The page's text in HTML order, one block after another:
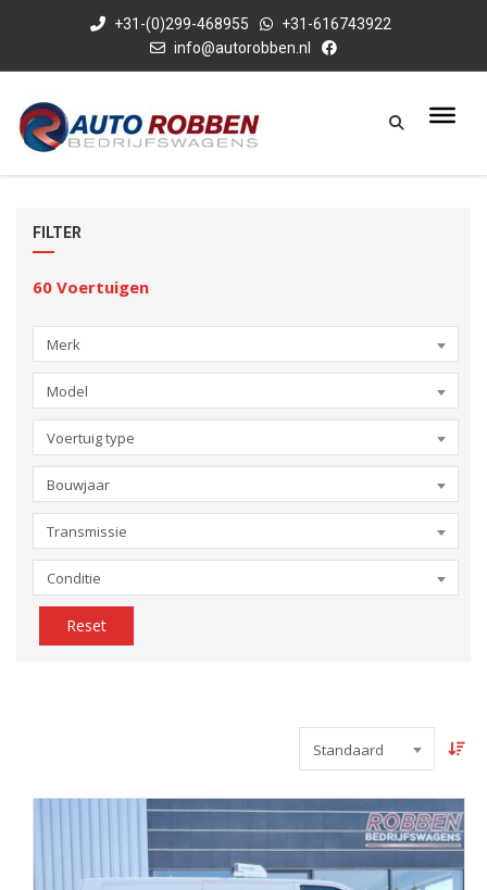
+31-(0)299-468955
+31-616743922
info@autorobben.nl
FILTER
60 Voertuigen
Merk
Model
Voertuig type
Bouwjaar
Transmissie
Conditie
Reset
Standaard